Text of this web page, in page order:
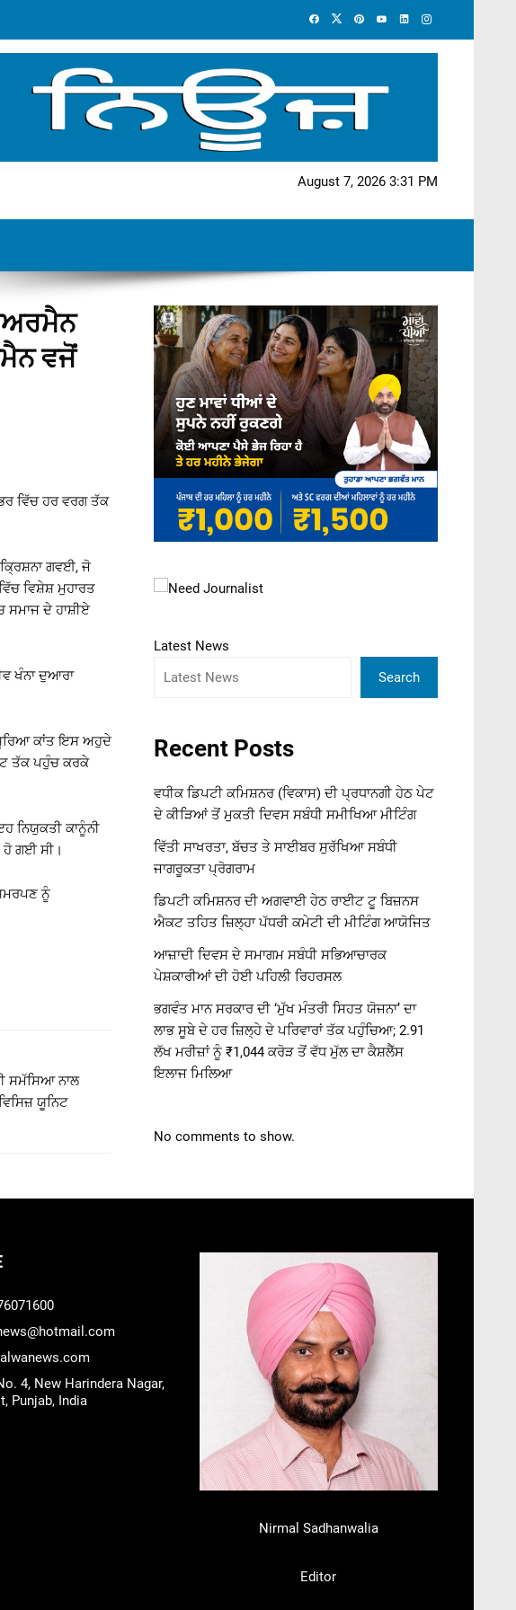
August 7, 2026 3:31 PM
ਵਜੋਂ
ਵਿੱਚ ਹਰ ਵਰਗ ਤੱਕ
ਗਵਈ, ਜੋ
ਵਿਸ਼ੇਸ਼ ਮੁਹਾਰਤ
ਦੇ ਹਾਸ਼ੀਏ
ਖੰਨਾ ਦੁਆਰਾ
ਸੂਰਿਆ ਕਾਂਤ ਇਸ ਅਹੁਦੇ
ਤੱਕ ਪਹੁੰਚ ਕਰਕੇ
ਨਿਯੁਕਤੀ ਕਾਨੂੰਨੀ
ਹੋ ਗਈ ਸੀ।
ਨੂੰ
ਸਮੱਸਿਆ ਨਾਲ
ਯੂਨਿਟ
Latest News
Search
Recent Posts
ਵਧੀਕ ਡਿਪਟੀ ਕਮਿਸ਼ਨਰ (ਵਿਕਾਸ) ਦੀ ਪ੍ਰਧਾਨਗੀ ਹੇਠ ਪੇਟ
ਦੇ ਕੀੜਿਆਂ ਤੋਂ ਮੁਕਤੀ ਦਿਵਸ ਸਬੰਧੀ ਸਮੀਖਿਆ ਮੀਟਿੰਗ
ਵਿੱਤੀ ਸਾਖਰਤਾ, ਬੱਚਤ ਤੇ ਸਾਈਬਰ ਸੁਰੱਖਿਆ ਸਬੰਧੀ
ਜਾਗਰੂਕਤਾ ਪ੍ਰੋਗਰਾਮ
ਡਿਪਟੀ ਕਮਿਸ਼ਨਰ ਦੀ ਅਗਵਾਈ ਹੇਠ ਰਾਈਟ ਟੂ ਬਿਜ਼ਨਸ
ਐਕਟ ਤਹਿਤ ਜ਼ਿਲ੍ਹਾ ਪੱਧਰੀ ਕਮੇਟੀ ਦੀ ਮੀਟਿੰਗ ਆਯੋਜਿਤ
ਆਜ਼ਾਦੀ ਦਿਵਸ ਦੇ ਸਮਾਗਮ ਸਬੰਧੀ ਸਭਿਆਚਾਰਕ
ਪੇਸ਼ਕਾਰੀਆਂ ਦੀ ਹੋਈ ਪਹਿਲੀ ਰਿਹਰਸਲ
ਭਗਵੰਤ ਮਾਨ ਸਰਕਾਰ ਦੀ ‘ਮੁੱਖ ਮੰਤਰੀ ਸਿਹਤ ਯੋਜਨਾ’ ਦਾ
ਲਾਭ ਸੂਬੇ ਦੇ ਹਰ ਜ਼ਿਲ੍ਹੇ ਦੇ ਪਰਿਵਾਰਾਂ ਤੱਕ ਪਹੁੰਚਿਆ; 2.91
ਲੱਖ ਮਰੀਜ਼ਾਂ ਨੂੰ ₹1,044 ਕਰੋੜ ਤੋਂ ਵੱਧ ਮੁੱਲ ਦਾ ਕੈਸ਼ਲੈੱਸ
ਇਲਾਜ ਮਿਲਿਆ
No comments to show.
4, New Harindera Nagar,
Punjab, India
Nirmal Sadhanwalia
Editor